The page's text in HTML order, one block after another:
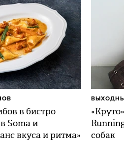
в бистро
Soma и
вкуса и ритма»
собак